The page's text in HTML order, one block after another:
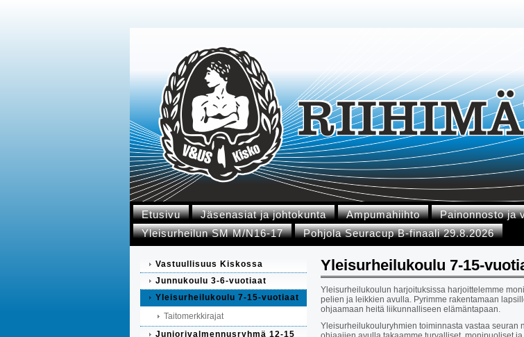
Etusivu Jäsenasiat ja johtokunta Ampumahiihto Painonnosto ja
Yleisurheilun SM M/N16-17
Pohjola Seuracup B-finaali 29.8.2026
Yleisurheilukoulu 7-15-
Yleisurheilukoulun harjoituksissa harjoittelemme
pelien ja leikkien avulla. Pyrimme rakentamaan
ohjaamaan heitä liikunnalliseen elämäntapaan.
Yleisurheilukouluryhmien toiminnasta vastaa
Vastuullisuus Kiskossa
Junnukoulu 3-6-vuotiaat
Yleisurheilukoulu 7-15-vuotiaat
Taitomerkkirajat
Juniorivalmennusryhmä 12-15